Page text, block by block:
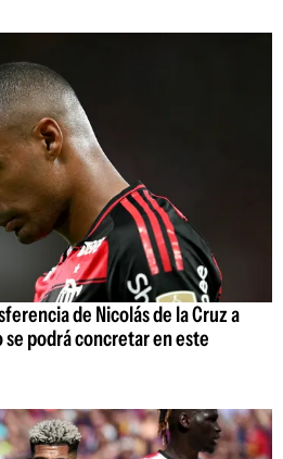
de Nicolás de la Cruz a
podrá concretar en este